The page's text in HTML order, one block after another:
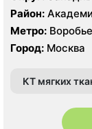
Район:
Метро:
Университет
Город: Москва
КТ мягких